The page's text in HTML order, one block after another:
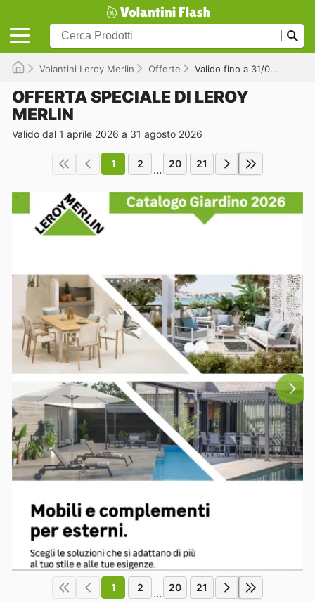
Volantini Leroy Merlin Offerte Valido fino a 31/08/2026
OFFERTA SPECIALE DI LEROY
MERLIN
Valido dal 1 aprile 2026 a 31 agosto 2026
1 2 ... 20 21
1 2 ... 20 21